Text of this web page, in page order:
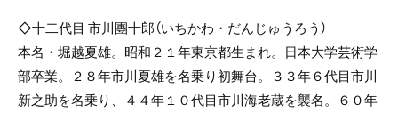
◇十二代目 市川團十郎（いちかわ・だんじゅうろう）
本名・堀越夏雄。昭和２１年東京都生まれ。日本大学芸術学
部卒業。２８年市川夏雄を名乗り初舞台。３３年６代目市川
新之助を名乗り、４４年１０代目市川海老蔵を襲名。６０年